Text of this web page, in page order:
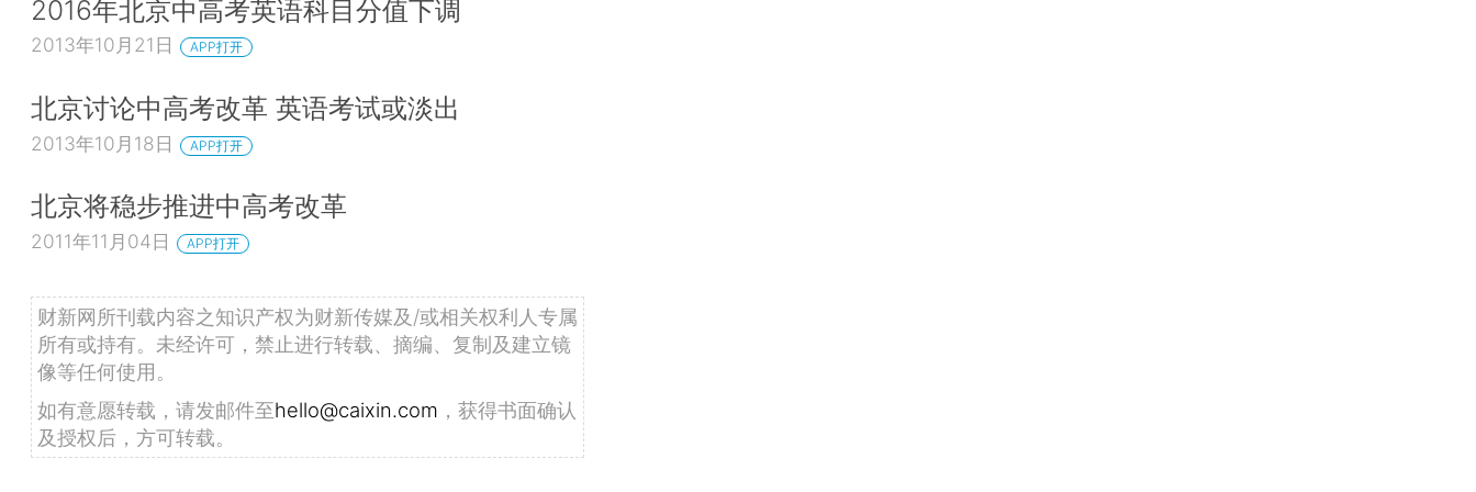
2016年北京中高考英语科目分值下调
2013年10月21日 APP打开
北京讨论中高考改革 英语考试或淡出
2013年10月18日 APP打开
北京将稳步推进中高考改革
2011年11月04日 APP打开
财新网所刊载内容之知识产权为财新传媒及/或相关权利人专属
所有或持有。未经许可，禁止进行转载、摘编、复制及建立镜
像等任何使用。
如有意愿转载，请发邮件至hello@caixin.com ，获得书面确认
及授权后，方可转载。